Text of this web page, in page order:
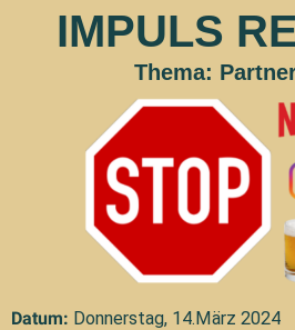
IMPULS
Thema:
Datum: Donnerstag, 14.März 2024